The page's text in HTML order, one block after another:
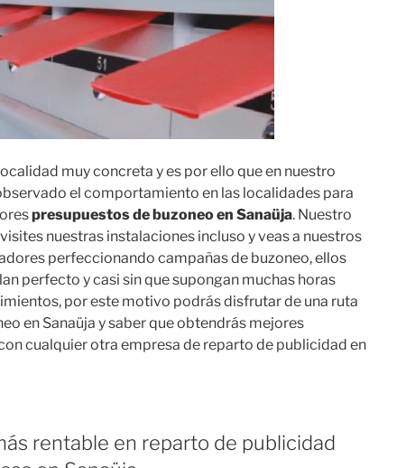
muy concreta y es por ello que en nuestro
el comportamiento en las localidades para
presupuestos de buzoneo en Sanaüja. Nuestro
nuestras instalaciones incluso y veas a nuestros
perfeccionando campañas de buzoneo, ellos
perfecto y casi sin que supongan muchas horas
por este motivo podrás disfrutar de una ruta
en Sanaüja y saber que obtendrás mejores
cualquier otra empresa de reparto de publicidad en
rentable en reparto de publicidad